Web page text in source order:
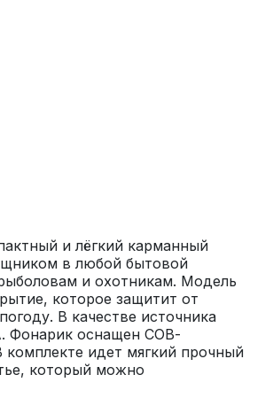
и лёгкий карманный
в любой бытовой
и охотникам. Модель
которое защитит от
В качестве источника
Фонарик оснащен СОВ-
идет мягкий прочный
который можно